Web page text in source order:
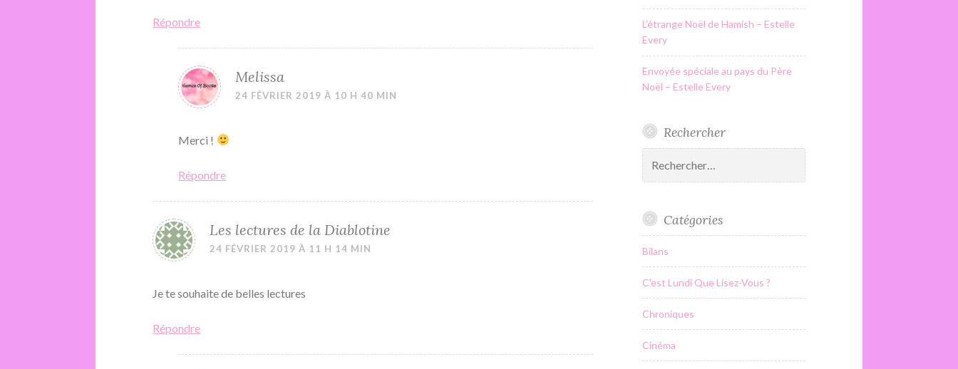
Répondre
Melissa
24 FÉVRIER 2019 À 10 H 40 MIN
Merci !
Répondre
Les lectures de la Diablotine
24 FÉVRIER 2019 À 11 H 14 MIN
Je te souhaite de belles lectures
Répondre
L’étrange Noël de Hamish – Estelle
Every
Envoyée spéciale au pays du Père
Noël – Estelle Every
Rechercher
Catégories
Bilans
C'est Lundi Que Lisez-Vous ?
Chroniques
Cinéma